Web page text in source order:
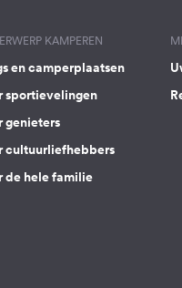
KAMPEREN
en camperplaatsen
sportievelingen
genieters
cultuurliefhebbers
de hele familie